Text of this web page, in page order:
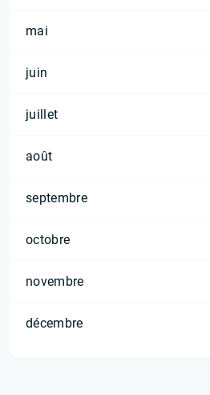
mai
juin
juillet
août
septembre
octobre
novembre
décembre